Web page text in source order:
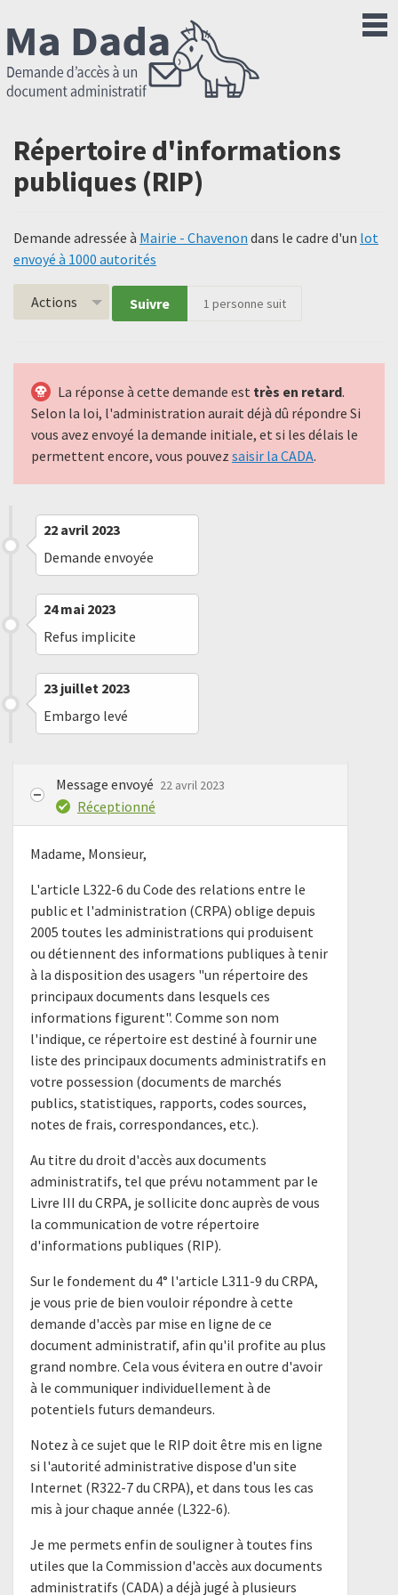
Répertoire d'informations
publiques (RIP)
Demande adressée à Mairie - Chavenon dans le cadre d'un lot
envoyé à 1000 autorités
Actions Suivre 1 personne suit
La réponse à cette demande est très en retard.
Selon la loi, l'administration aurait déjà dû répondre Si
vous avez envoyé la demande initiale, et si les délais le
permettent encore, vous pouvez saisir la CADA.
22 avril 2023
Demande envoyée
24 mai 2023
Refus implicite
23 juillet 2023
Embargo levé
Message envoyé 22 avril 2023
Réceptionné
Madame, Monsieur,
L'article L322-6 du Code des relations entre le
public et l'administration (CRPA) oblige depuis
2005 toutes les administrations qui produisent
ou détiennent des informations publiques à tenir
à la disposition des usagers "un répertoire des
principaux documents dans lesquels ces
informations figurent". Comme son nom
l'indique, ce répertoire est destiné à fournir une
liste des principaux documents administratifs en
votre possession (documents de marchés
publics, statistiques, rapports, codes sources,
notes de frais, correspondances, etc.).
Au titre du droit d'accès aux documents
administratifs, tel que prévu notamment par le
Livre III du CRPA, je sollicite donc auprès de vous
la communication de votre répertoire
d'informations publiques (RIP).
Sur le fondement du 4° l'article L311-9 du CRPA,
je vous prie de bien vouloir répondre à cette
demande d'accès par mise en ligne de ce
document administratif, afin qu'il profite au plus
grand nombre. Cela vous évitera en outre d'avoir
à le communiquer individuellement à de
potentiels futurs demandeurs.
Notez à ce sujet que le RIP doit être mis en ligne
si l'autorité administrative dispose d'un site
Internet (R322-7 du CRPA), et dans tous les cas
mis à jour chaque année (L322-6).
Je me permets enfin de souligner à toutes fins
utiles que la Commission d'accès aux documents
administratifs (CADA) a déjà jugé à plusieurs